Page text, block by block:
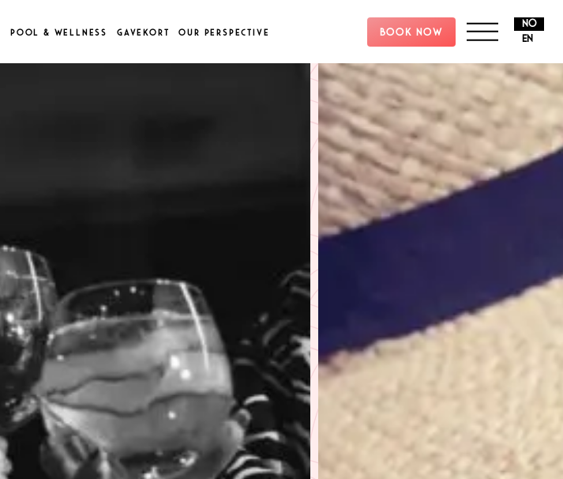
POOL & WELLNESS GAVEKORT OUR PERSPECTIVE BOOK NOW
NO
EN